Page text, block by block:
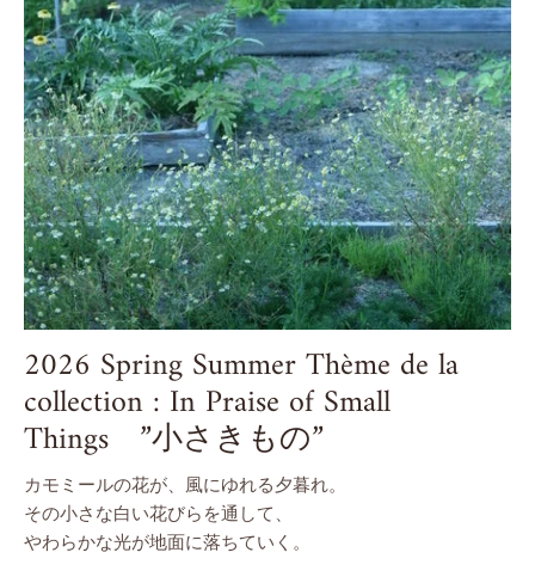
2026 Spring Summer Thème de la
collection : In Praise of Small
Things ”小さきもの”
カモミールの花が、風にゆれる夕暮れ。
その小さな白い花びらを通して、
やわらかな光が地面に落ちていく。